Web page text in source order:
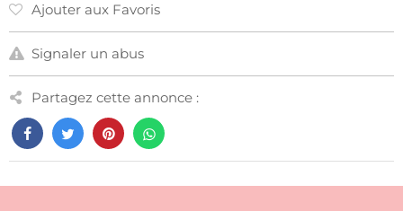
Ajouter aux Favoris
Signaler un abus
Partagez cette annonce :